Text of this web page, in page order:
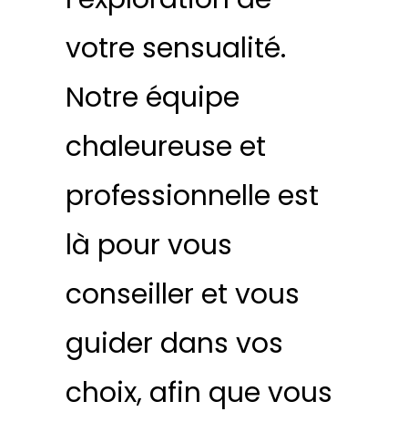
votre sensualité.
Notre équipe
chaleureuse et
professionnelle est
là pour vous
conseiller et vous
guider dans vos
choix, afin que vous